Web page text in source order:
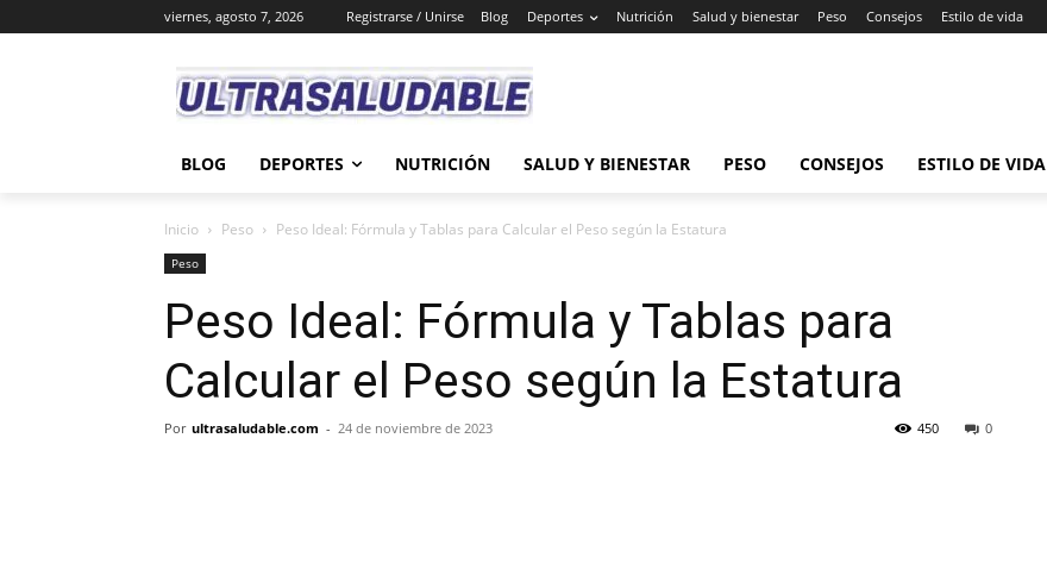
viernes, agosto 7, 2026 Registrarse / Unirse Blog Deportes Nutrición Salud y bienestar Peso Consejos Estilo de vida
BLOG DEPORTES NUTRICIÓN SALUD Y BIENESTAR PESO CONSEJOS ESTILO DE VIDA
Inicio Peso Peso Ideal: Fórmula y Tablas para Calcular el Peso según la Estatura
Peso
Peso Ideal: Fórmula y Tablas para
Calcular el Peso según la Estatura
Por ultrasaludable.com - 24 de noviembre de 2023 0
450